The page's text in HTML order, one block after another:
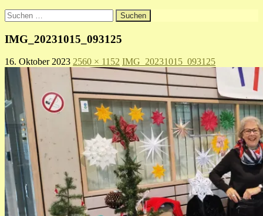
Suchen
nach:
IMG_20231015_093125
16. Oktober 2023 2560 × 1152 IMG_20231015_093125